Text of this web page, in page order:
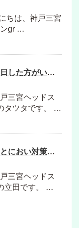
ちは、神戸三宮
gr …
シャンプーは毎日した方がいいの？？
三宮ヘッドス
タツタです。 …
頭皮のベタつきとにおい対策に【ローランド セバムバランスヘアバス】がおすすめ！
三宮ヘッドス
立田です。 …